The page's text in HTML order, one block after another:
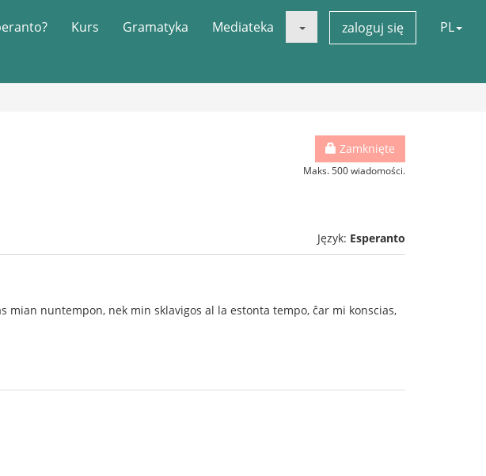
Kurs Gramatyka Mediateka zaloguj się PL
Zamknięte
Maks. 500 wiadomości.
Język: Esperanto
nuntempon, nek min sklavigos al la estonta tempo, ĉar mi konscias,